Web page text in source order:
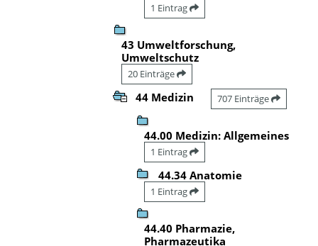
1 Eintrag
43 Umweltforschung,
Umweltschutz
20 Einträge
44 Medizin 707 Einträge
44.00 Medizin: Allgemeines
1 Eintrag
44.34 Anatomie
1 Eintrag
44.40 Pharmazie,
Pharmazeutika